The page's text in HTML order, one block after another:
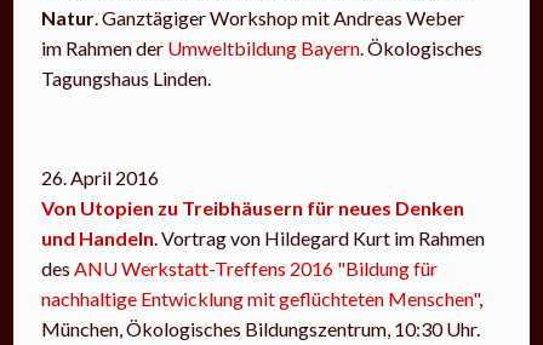
Natur . Ganztägiger Workshop mit Andreas Weber
im Rahmen der Umweltbildung Bayern . Ökologisches
Tagungshaus Linden.
26. April 2016
Von Utopien zu Treibhäusern für neues Denken
und Handeln . Vortrag von Hildegard Kurt im Rahmen
des ANU Werkstatt-Treffens 2016 "Bildung für
nachhaltige Entwicklung mit geflüchteten Menschen",
München, Ökologisches Bildungszentrum, 10:30 Uhr.